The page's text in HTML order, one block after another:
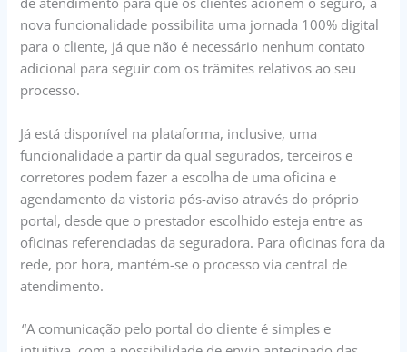
nova funcionalidade possibilita uma jornada 100% digital
para o cliente, já que não é necessário nenhum contato
adicional para seguir com os trâmites relativos ao seu
processo.
Já está disponível na plataforma, inclusive, uma
funcionalidade a partir da qual segurados, terceiros e
corretores podem fazer a escolha de uma oficina e
agendamento da vistoria pós-aviso através do próprio
portal, desde que o prestador escolhido esteja entre as
oficinas referenciadas da seguradora. Para oficinas fora da
rede, por hora, mantém-se o processo via central de
atendimento.
“A comunicação pelo portal do cliente é simples e